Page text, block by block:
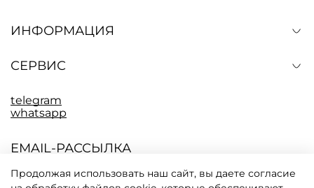
ИНФОРМАЦИЯ
СЕРВИС
telegram
whatsapp
EMAIL-РАССЫЛКА
событий CODICI. Промокод на скидку 10% в
Продолжая использовать наш сайт, вы даете согласие